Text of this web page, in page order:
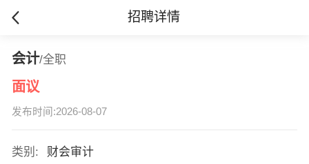
招聘详情
会计/全职
面议
发布时间:2026-08-07
类别:
财会审计